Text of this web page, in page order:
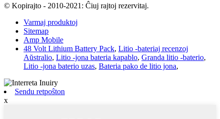
© Kopirajto - 2010-2021: Ĉiuj rajtoj rezervitaj.
Varmaj produktoj
Sitemap
Amp Mobile
48 Volt Lithium Battery Pack, Litio -bateriaj recenzoj
Aŭstralio, Litio -jona bateria kapablo, Granda litio -baterio,
Litio -jona baterio uzas, Bateria pako de litio jona,
Sendu retpoŝton
x